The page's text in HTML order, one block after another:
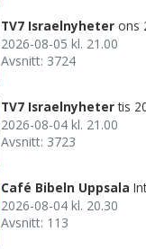
TV7 Israelnyheter ons
2026-08-05 kl. 21.00
Avsnitt: 3724
TV7 Israelnyheter tis
2026-08-04 kl. 21.00
Avsnitt: 3723
Café Bibeln Uppsala
2026-08-04 kl. 20.30
Avsnitt: 113